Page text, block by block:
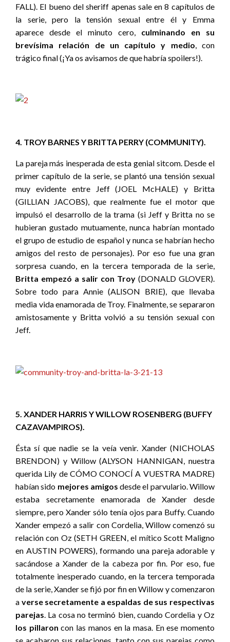
FALL). El bueno del sheriff apenas sale en 8 capítulos de
la serie, pero la tensión sexual entre él y Emma
aparece desde el minuto cero, culminando en su
brevísima relación de un capítulo y medio, con
trágico final (¡Ya os avisamos de que habría spoilers!).
4. TROY BARNES Y BRITTA PERRY (COMMUNITY).
La pareja más inesperada de esta genial sitcom. Desde el
primer capítulo de la serie, se plantó una tensión sexual
muy evidente entre Jeff (JOEL McHALE) y Britta
(GILLIAN JACOBS), que realmente fue el motor que
impulsó el desarrollo de la trama (si Jeff y Britta no se
hubieran gustado mutuamente, nunca habrían montado
el grupo de estudio de español y nunca se habrían hecho
amigos del resto de personajes). Por eso fue una gran
sorpresa cuando, en la tercera temporada de la serie,
Britta empezó a salir con Troy (DONALD GLOVER).
Sobre todo para Annie (ALISON BRIE), que llevaba
media vida enamorada de Troy. Finalmente, se separaron
amistosamente y Britta volvió a su tensión sexual con
Jeff.
5. XANDER HARRIS Y WILLOW ROSENBERG (BUFFY
CAZAVAMPIROS).
Ésta sí que nadie se la veía venir. Xander (NICHOLAS
BRENDON) y Willow (ALYSON HANNIGAN, nuestra
querida Lily de CÓMO CONOCÍ A VUESTRA MADRE)
habían sido mejores amigos desde el parvulario. Willow
estaba secretamente enamorada de Xander desde
siempre, pero Xander sólo tenía ojos para Buffy. Cuando
Xander empezó a salir con Cordelia, Willow comenzó su
relación con Oz (SETH GREEN, el mítico Scott Maligno
en AUSTIN POWERS), formando una pareja adorable y
sacándose a Xander de la cabeza por fin. Por eso, fue
totalmente inesperado cuando, en la tercera temporada
de la serie, Xander se fijó por fin en Willow y comenzaron
a verse secretamente a espaldas de sus respectivas
parejas. La cosa no terminó bien, cuando Cordelia y Oz
los pillaron con las manos en la masa. En ese momento